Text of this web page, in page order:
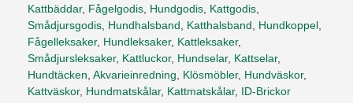
Kattbäddar, Fågelgodis, Hundgodis, Kattgodis,
Smådjursgodis, Hundhalsband, Katthalsband, Hundkoppel,
Fågelleksaker, Hundleksaker, Kattleksaker,
Smådjursleksaker, Kattluckor, Hundselar, Kattselar,
Hundtäcken, Akvarieinredning, Klösmöbler, Hundväskor,
Kattväskor, Hundmatskålar, Kattmatskålar, ID-Brickor